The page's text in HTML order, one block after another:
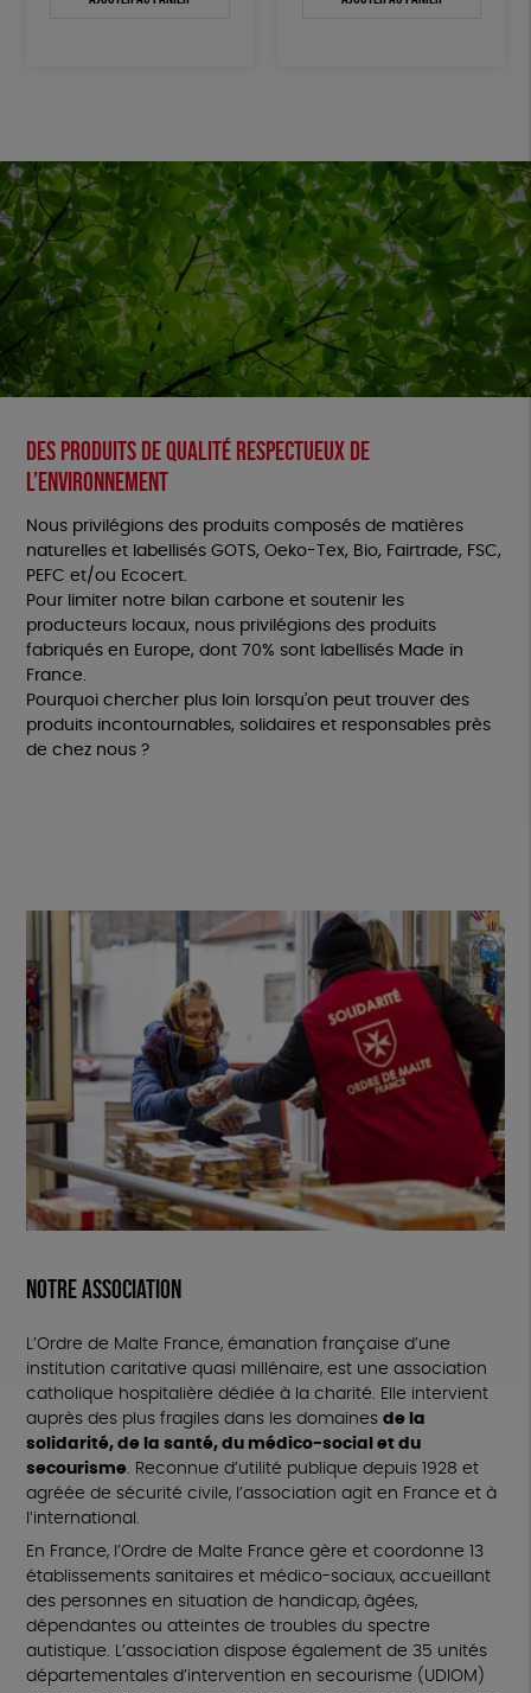
Des produits de qualité respectueux de
l’environnement
Nous privilégions des produits composés de matières
naturelles et labellisés GOTS, Oeko-Tex, Bio, Fairtrade, FSC,
PEFC et/ou Ecocert.
Pour limiter notre bilan carbone et soutenir les
producteurs locaux, nous privilégions des produits
fabriqués en Europe, dont 70% sont labellisés Made in
France.
Pourquoi chercher plus loin lorsqu'on peut trouver des
produits incontournables, solidaires et responsables près
de chez nous ?
Notre association
L’Ordre de Malte France, émanation française d’une
institution caritative quasi millénaire, est une association
catholique hospitalière dédiée à la charité. Elle intervient
auprès des plus fragiles dans les domaines de la
solidarité, de la santé, du médico-social et du
secourisme. Reconnue d’utilité publique depuis 1928 et
agréée de sécurité civile, l’association agit en France et à
l’international.
En France, l’Ordre de Malte France gère et coordonne 13
établissements sanitaires et médico-sociaux, accueillant
des personnes en situation de handicap, âgées,
dépendantes ou atteintes de troubles du spectre
autistique. L’association dispose également de 35 unités
départementales d’intervention en secourisme (UDIOM)